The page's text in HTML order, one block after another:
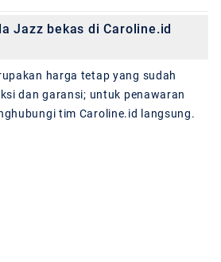
Jazz bekas di Caroline.id
harga tetap yang sudah
dan garansi; untuk penawaran
tim Caroline.id langsung.